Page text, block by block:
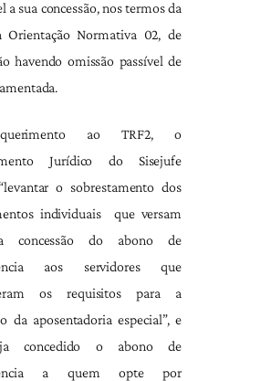
a sua concessão, nos termos da
Orientação Normativa 02, de
havendo omissão passível de
ao TRF2, o
Jurídico do Sisejufe
o sobrestamento dos
individuais que versam
concessão do abono de
aos servidores que
os requisitos para a
da aposentadoria especial”, e
concedido o abono de
a quem opte por